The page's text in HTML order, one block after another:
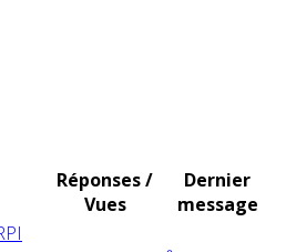
Réponses /
Vues
Dernier
message